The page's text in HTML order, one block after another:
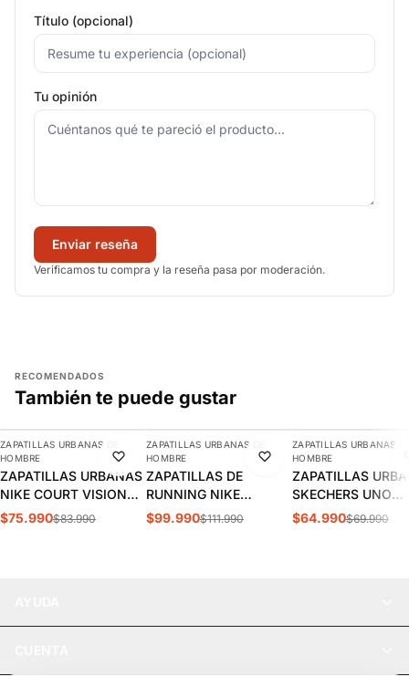
Título (opcional)
Tu opinión
Enviar reseña
Verificamos tu compra y la reseña pasa por moderación.
RECOMENDADOS
También te puede gustar
-10%
AGREGAR
ZAPATILLAS URBANAS DE
HOMBRE
ZAPATILLAS URBANAS
NIKE COURT VISION
LOW HOMBRE |
$75.990$83.990
-11%
AGREGAR
ZAPATILLAS URBANAS DE
HOMBRE
ZAPATILLAS DE
RUNNING NIKE
INITIATOR HOMBRE |
$99.990$111.990
-7%
ZAPATILLAS URBANAS
HOMBRE
ZAPATILLAS
SKECHERS UNO
STAND HOMBRE |
$64.990$69.990